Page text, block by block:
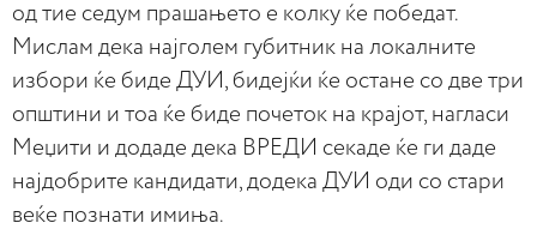
од тие седум прашањето е колку ќе победат.
Мислам дека најголем губитник на локалните
избори ќе биде ДУИ, бидејќи ќе остане со две три
општини и тоа ќе биде почеток на крајот, нагласи
Меџити и додаде дека ВРЕДИ секаде ќе ги даде
најдобрите кандидати, додека ДУИ оди со стари
веќе познати имиња.